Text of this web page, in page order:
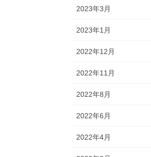
2023年3月
2023年1月
2022年12月
2022年11月
2022年8月
2022年6月
2022年4月